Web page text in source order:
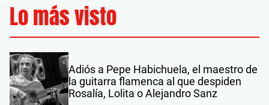
Lo más visto
Adiós a Pepe Habichuela, el maestro de
la guitarra flamenca al que despiden
Rosalía, Lolita o Alejandro Sanz